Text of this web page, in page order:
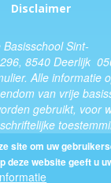
Disclaimer
Sint-
8540 Deerlijk
. Alle informatie
van vrije
gebruikt, voor
Kevin Van Eenoo
site om uw
deze website geeft u